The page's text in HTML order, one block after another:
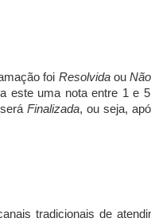
foi Resolvidaou
este uma nota entre 1 e
Finalizada, ou seja,
tradicionais de